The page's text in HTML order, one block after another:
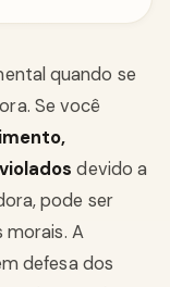
quando se
Se você
devido a
pode ser
morais. A
defesa dos